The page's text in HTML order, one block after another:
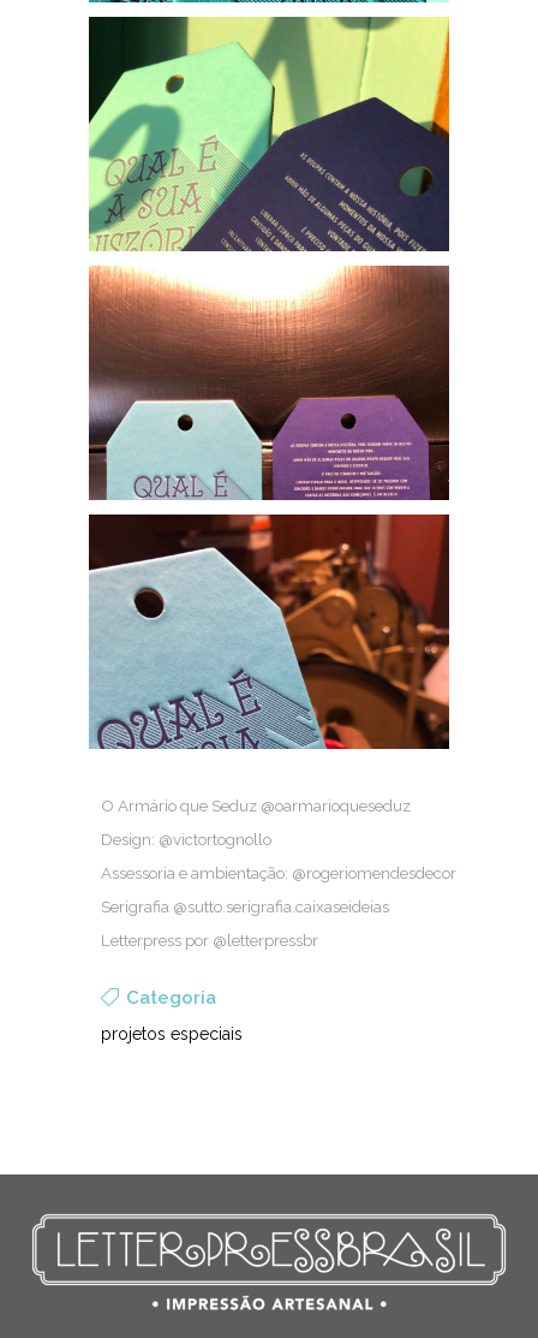
O Armá­rio que Seduz @oarmarioqueseduz
Design: @victortognollo
Asses­so­ria e ambi­en­ta­ção: @rogeriomendesdecor
Seri­gra­fia @sutto.serigrafia.caixaseideias
Let­ter­press por @letterpressbr
Categoria
projetos especiais